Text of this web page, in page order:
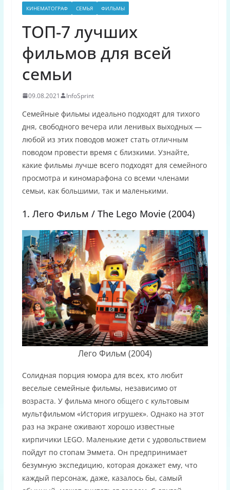
КИНЕМАТОГРАФ СЕМЬЯ ФИЛЬМЫ
ТОП-7 лучших
фильмов для всей
семьи
09.08.2021 InfoSprint
Семейные фильмы идеально подходят для тихого
дня, свободного вечера или ленивых выходных —
любой из этих поводов может стать отличным
поводом провести время с близкими. Узнайте,
какие фильмы лучше всего подходят для семейного
просмотра и киномарафона со всеми членами
семьи, как большими, так и маленькими.
1. Лего Фильм / The Lego Movie (2004)
Лего Фильм (2004)
Солидная порция юмора для всех, кто любит
веселые семейные фильмы, независимо от
возраста. У фильма много общего с культовым
мультфильмом «История игрушек». Однако на этот
раз на экране оживают хорошо известные
кирпичики LEGO. Маленькие дети с удовольствием
пойдут по стопам Эммета. Он предпринимает
безумную экспедицию, которая докажет ему, что
каждый персонаж, даже, казалось бы, самый